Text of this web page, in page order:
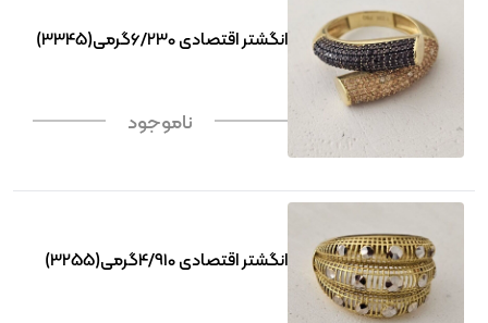
انگشتر اقتصادی 6/230گرمی(3345)
ناموجود
انگشتر اقتصادی 4/910گرمی(3255)